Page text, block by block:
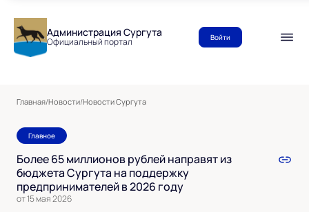
Администрация Сургута
Официальный портал Войти
Главная/Новости/Новости Сургута
Главное
Более 65 миллионов рублей направят из
бюджета Сургута на поддержку
предпринимателей в 2026 году
от 15 мая 2026